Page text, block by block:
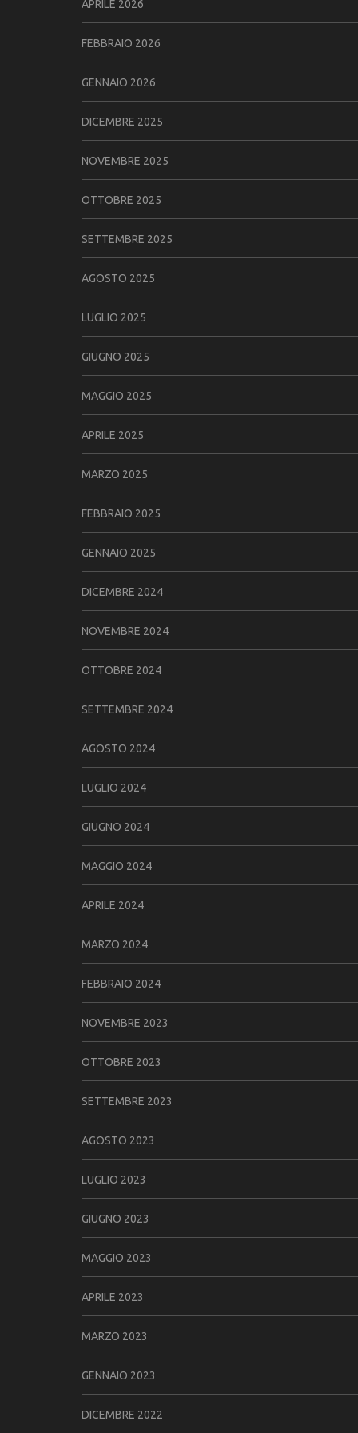
APRILE 2026
FEBBRAIO 2026
GENNAIO 2026
DICEMBRE 2025
NOVEMBRE 2025
OTTOBRE 2025
SETTEMBRE 2025
AGOSTO 2025
LUGLIO 2025
GIUGNO 2025
MAGGIO 2025
APRILE 2025
MARZO 2025
FEBBRAIO 2025
GENNAIO 2025
DICEMBRE 2024
NOVEMBRE 2024
OTTOBRE 2024
SETTEMBRE 2024
AGOSTO 2024
LUGLIO 2024
GIUGNO 2024
MAGGIO 2024
APRILE 2024
MARZO 2024
FEBBRAIO 2024
NOVEMBRE 2023
OTTOBRE 2023
SETTEMBRE 2023
AGOSTO 2023
LUGLIO 2023
GIUGNO 2023
MAGGIO 2023
APRILE 2023
MARZO 2023
GENNAIO 2023
DICEMBRE 2022